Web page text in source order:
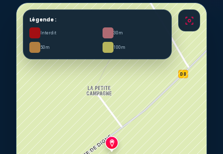
Légende :
Interdit 30m
50m 100m